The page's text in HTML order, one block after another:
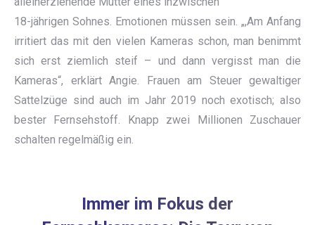
18-jährigen Sohnes. Emotionen müssen sein. „,Am Anfang
irritiert das mit den vielen Kameras schon, man benimmt
sich erst ziemlich steif – und dann vergisst man die
Kameras“, erklärt Angie. Frauen am Steuer gewaltiger
Sattelzüge sind auch im Jahr 2019 noch exotisch; also
bester Fernsehstoff. Knapp zwei Millionen Zuschauer
schalten regelmäßig ein.
Immer im Fokus der